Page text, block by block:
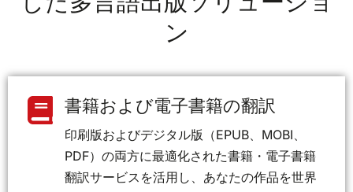
ン
書籍および電子書籍の翻訳
印刷版およびデジタル版（EPUB、MOBI、
PDF）の両方に最適化された書籍・電子書籍
翻訳サービスを活用し、あなたの作品を世界